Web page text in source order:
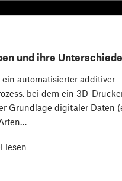
und ihre Unterschiede
automatisierter additiver
bei dem ein 3D-
Grundlage digitaler Daten
lesen